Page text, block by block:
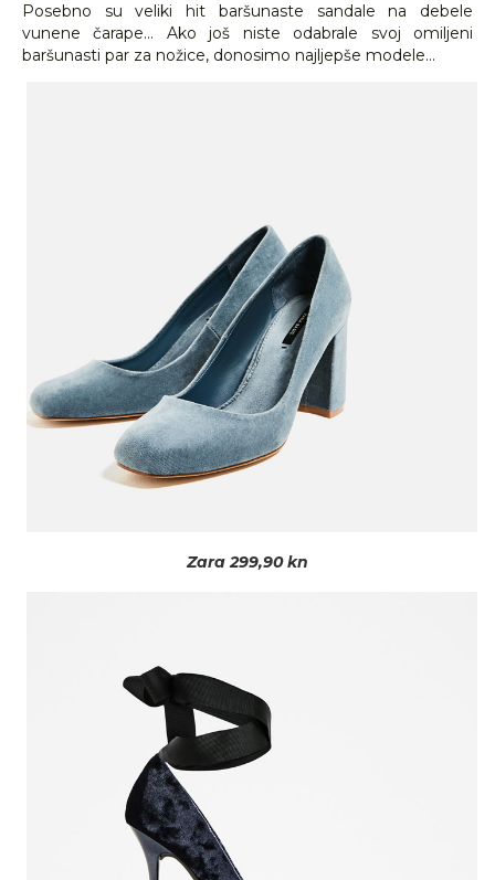
Posebno su veliki hit baršunaste sandale na debele
vunene čarape... Ako još niste odabrale svoj omiljeni
baršunasti par za nožice, donosimo najljepše modele...
Zara 299,90 kn